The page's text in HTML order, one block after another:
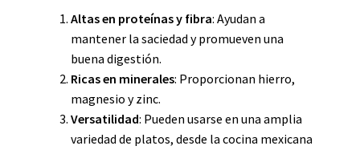
Altas en proteínas y fibra: Ayudan a
mantener la saciedad y promueven una
buena digestión.
Ricas en minerales: Proporcionan hierro,
magnesio y zinc.
Versatilidad: Pueden usarse en una amplia
variedad de platos, desde la cocina mexicana